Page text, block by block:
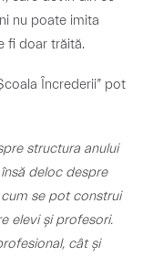
nu poate imita
fi doar trăită.
Încrederii” pot
structura anului
deloc despre
se pot construi
elevi și profesori.
cât și